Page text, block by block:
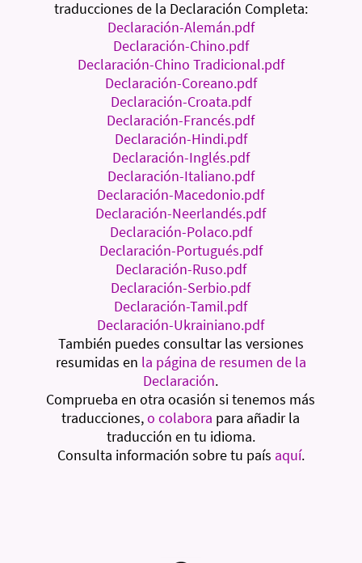
traducciones de la Declaración Completa:
Declaración-Alemán.pdf
Declaración-Chino.pdf
Declaración-Chino Tradicional.pdf
Declaración-Coreano.pdf
Declaración-Croata.pdf
Declaración-Francés.pdf
Declaración-Hindi.pdf
Declaración-Inglés.pdf
Declaración-Italiano.pdf
Declaración-Macedonio.pdf
Declaración-Neerlandés.pdf
Declaración-Polaco.pdf
Declaración-Portugués.pdf
Declaración-Ruso.pdf
Declaración-Serbio.pdf
Declaración-Tamil.pdf
Declaración-Ukrainiano.pdf
También puedes consultar las versiones
resumidas en la página de resumen de la
Declaración.
Comprueba en otra ocasión si tenemos más
traducciones,o colabora para añadir la
traducción en tu idioma.
Consulta información sobre tu país aquí.